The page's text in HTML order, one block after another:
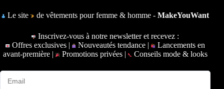
Le site de vêtements pour femme & homme -MakeYouWant
Inscrivez-vous à notre newsletter et recevez :
Offres exclusives |
Nouveautés tendance |
Lancements en
avant-première | Promotions privées | Conseils mode & looks